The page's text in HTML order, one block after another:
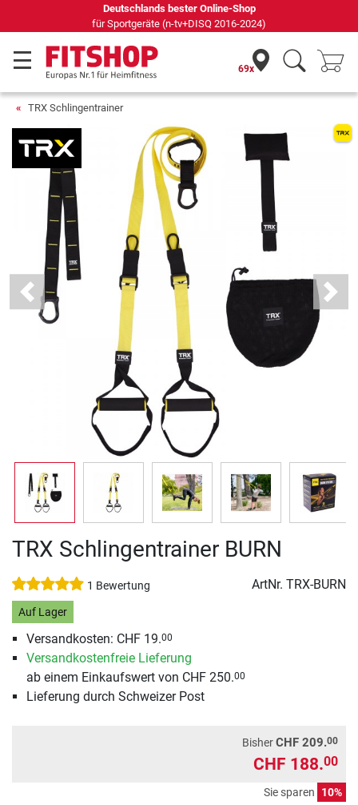
Seit 42 Jahren Ihr Experte für Heimfitness
69x
TRX Schlingentrainer
Previous Next
TRX Schlingentrainer BURN
1 Bewertung ArtNr. TRX-BURN
Auf Lager
Versandkosten: CHF 19.00
Versandkostenfreie Lieferung
ab einem Einkaufswert von CHF 250.00
Lieferung durch Schweizer Post
BisherCHF 209.00
CHF 188.00
Sie sparen 10%